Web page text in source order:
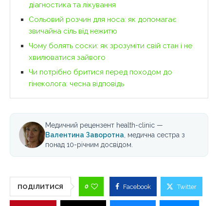
діагностика та лікування
Сольовий розчин для носа: як допомагає
звичайна сіль від нежитю
Чому болять соски: як зрозуміти свій стан і не
хвилюватися зайвого
Чи потрібно бритися перед походом до
гінеколога: чесна відповідь
Медичний рецензент health-clinic —
Валентина Заворотна, медична сестра з
понад 10-річним досвідом.
ПОДІЛИТИСЯ 0 Facebook Twitter